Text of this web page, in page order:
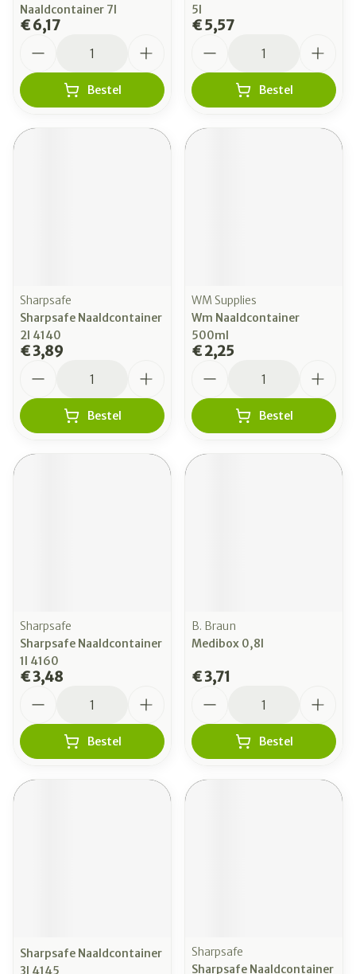
Naaldcontainer 7l
€ 6,17
Bestel
5l
€ 5,57
Bestel
Sharpsafe
Sharpsafe Naaldcontainer
2l 4140
€ 3,89
Bestel
WM Supplies
Wm Naaldcontainer
500ml
€ 2,25
Bestel
Sharpsafe
Sharpsafe Naaldcontainer
1l 4160
€ 3,48
Bestel
B. Braun
Medibox 0,8l
€ 3,71
Bestel
Sharpsafe Naaldcontainer
3l 4145
Sharpsafe
Sharpsafe Naaldcontainer